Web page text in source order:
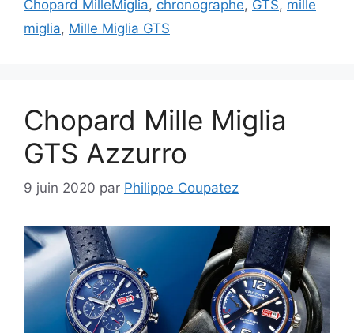
Chopard MilleMiglia, chronographe, GTS, mille
miglia, Mille Miglia GTS
Chopard Mille Miglia
GTS Azzurro
9 juin 2020 par Philippe Coupatez